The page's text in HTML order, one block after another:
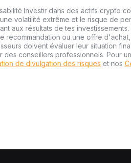
Investir dans des actifs crypto
volatilité extrême et le risque de
aux résultats de tes
recommandation ou une offre
doivent évaluer leur situation
des conseillers professionnels. Pour
de divulgation des risques et nos